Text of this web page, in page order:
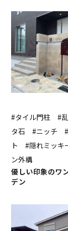
#タイル門柱 #
タ石 #ニッチ #
ト #隠れミッ
ン外構
優しい印象のワ
デン